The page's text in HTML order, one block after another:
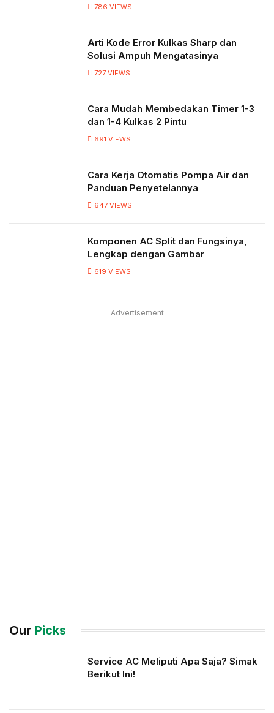
786 VIEWS
Arti Kode Error Kulkas Sharp dan
Solusi Ampuh Mengatasinya
727 VIEWS
Cara Mudah Membedakan Timer 1-3
dan 1-4 Kulkas 2 Pintu
691 VIEWS
Cara Kerja Otomatis Pompa Air dan
Panduan Penyetelannya
647 VIEWS
Komponen AC Split dan Fungsinya,
Lengkap dengan Gambar
619 VIEWS
Advertisement
Our Picks
Service AC Meliputi Apa Saja? Simak
Berikut Ini!